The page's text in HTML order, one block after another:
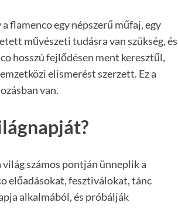
flamenco egy népszerű műfaj, egy
művészeti tudásra van szükség, és
hosszú fejlődésen ment keresztűl,
elismerést szerzett. Ez a
van.
számos pontján ünneplik a
előadásokat, fesztiválokat, tánc
alkalmából, és próbálják